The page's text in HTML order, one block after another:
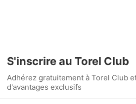
S'inscrire au Torel Club
Adhérez gratuitement à Torel Club
d'avantages exclusifs